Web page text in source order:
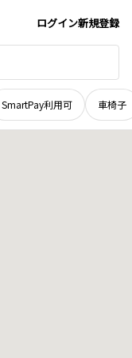
ログイン新規登録
SmartPay利用可 車椅子